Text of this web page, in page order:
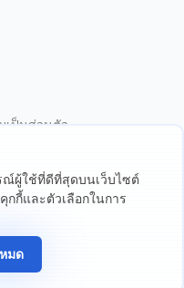
ณ์ผู้ใช้ที่ดีที่สุดบนเว็บไซต์
กกี้และตัวเลือกในการ
มด
เป็นส่วนตัว
ะเบียน: 13534801 (อังกฤษ) |
ที่เป็นอิสระและให้แน่ใจว่าคุณ